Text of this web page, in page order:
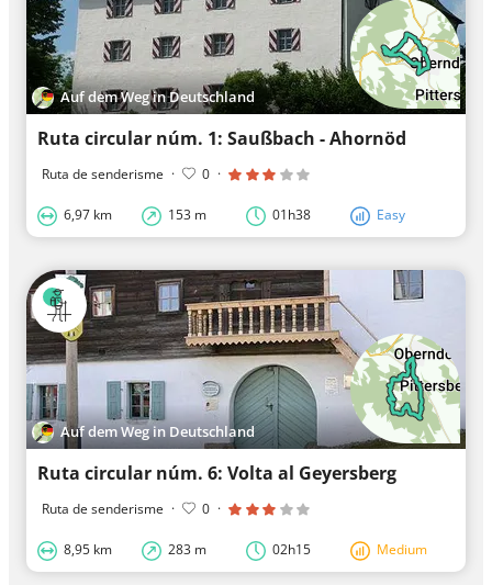
Auf dem Weg in Deutschland
Ruta circular núm. 1: Saußbach - Ahornöd
Ruta de senderisme · 0 ·
6,97 km 153 m 01h38 Easy
Auf dem Weg in Deutschland
Ruta circular núm. 6: Volta al Geyersberg
Ruta de senderisme · 0 ·
8,95 km 283 m 02h15 Medium